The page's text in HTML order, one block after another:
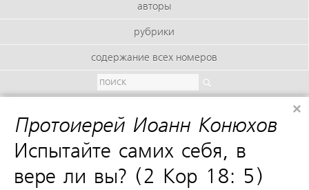
авторы
рубрики
содержание всех номеров
Протоиерей Иоанн Конюхов:
Испытайте самих себя, в
вере ли вы? (2 Кор 18: 5)
×